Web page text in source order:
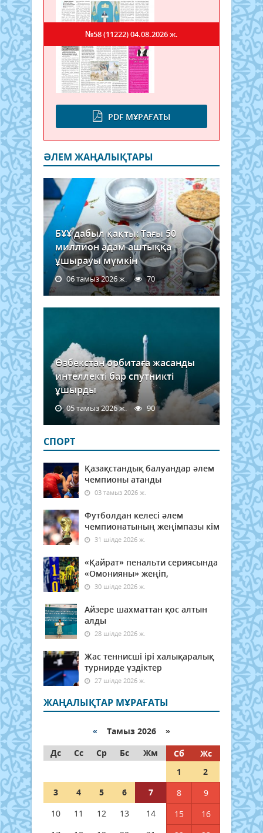
PDF МҰРАҒАТЫ
№58 (11222)04.08.2026 ж.
ӘЛЕМ ЖАҢАЛЫҚТАРЫ
БҰҰ дабыл қақты: Тағы 50
миллион адам аштыққа
ұшырауы мүмкін
06 тамыз 2026 ж. 70
Өзбекстан орбитаға жасанды
интеллекті бар спутникті
ұшырды
05 тамыз 2026 ж. 90
СПОРТ
Қазақстандық балуандар әлем
чемпионы атанды
03 тамыз 2026 ж.
Футболдан келесі әлем
чемпионатының жеңімпазы кім
31 шілде 2026 ж.
«Қайрат» пенальти сериясында
«Омонияны» жеңіп,
30 шілде 2026 ж.
Айзере шахматтан қос алтын
алды
28 шілде 2026 ж.
Жас теннисші ірі халықаралық
турнирде үздіктер
27 шілде 2026 ж.
ЖАҢАЛЫҚТАР МҰРАҒАТЫ
« Тамыз 2026 »
Дс
Сс Ср Бс Жм Сб
Жс
1
2
3
4 5 6 7 8
9
10
11 12 13 14 15
16